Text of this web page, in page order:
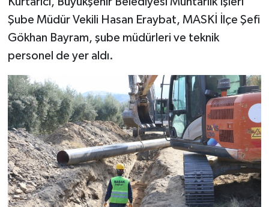
Şube Müdür Vekili Hasan Eraybat, MASKİ İlçe Şefi
Gökhan Bayram, şube müdürleri ve teknik
personel de yer aldı.